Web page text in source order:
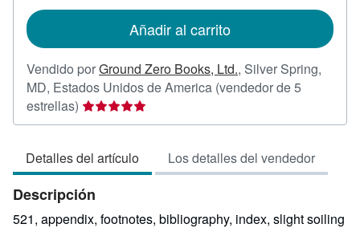
envío
Añadir al carrito
Vendido porGround Zero Books, Ltd., Silver Spring,
MD, Estados Unidos de America (vendedor de 5
estrellas) Calificación
del
5
de
5
estrellas
Detalles del artículo Los detalles del vendedor
Descripción
521, appendix, footnotes, bibliography, index, slight soiling